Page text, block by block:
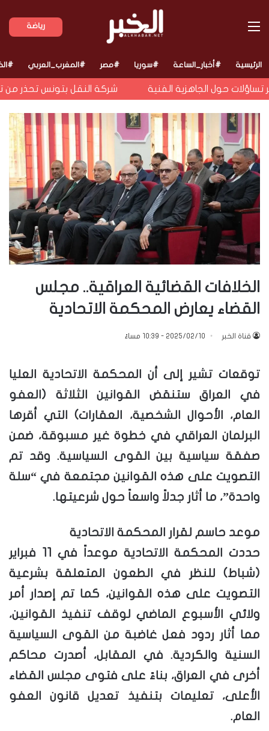
رياضة القائمة
الرئيسية #أخبار_الساعة #سوريا #مصر #المغرب_العربي
حول الجاهزية الفنية شركة النقل بتونس تحذر من
الخلافات القضائية العراقية.. مجلس
القضاء يعارض المحكمة الاتحادية
قناة الخبر 2025/02/10 - 10:39 مساءً
توقعات تشير إلى أن المحكمة الاتحادية العليا
في العراق ستنقض القوانين الثلاثة (العفو
العام، الأحوال الشخصية، العقارات) التي أقرها
البرلمان العراقي في خطوة غير مسبوقة، ضمن
صفقة سياسية بين القوى السياسية. وقد تم
التصويت على هذه القوانين مجتمعة في “سلة
واحدة”، ما أثار جدلاً واسعاً حول شرعيتها.
موعد حاسم لقرار المحكمة الاتحادية
حددت المحكمة الاتحادية موعداً في 11 فبراير
(شباط) للنظر في الطعون المتعلقة بشرعية
التصويت على هذه القوانين، كما تم إصدار أمر
ولائي الأسبوع الماضي لوقف تنفيذ القوانين،
مما أثار ردود فعل غاضبة من القوى السياسية
السنية والكردية. في المقابل، أصدرت محاكم
أخرى في العراق، بناءً على فتوى مجلس القضاء
الأعلى، تعليمات بتنفيذ تعديل قانون العفو
العام.